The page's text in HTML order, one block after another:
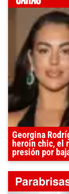
Georgina
heroin chic, el
presión por